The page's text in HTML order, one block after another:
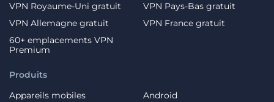
Produits
Appareils mobiles
Android
VPN Royaume-Uni gratuit
VPN Pays-Bas gratuit
VPN Allemagne gratuit
VPN France gratuit
60+ emplacements VPN
Premium